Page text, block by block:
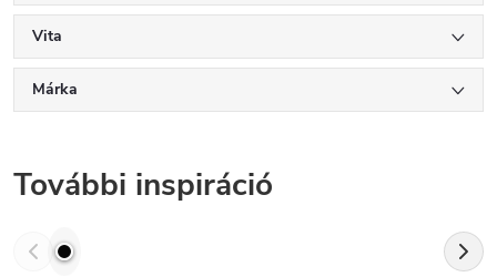
Vita
Márka
További inspiráció